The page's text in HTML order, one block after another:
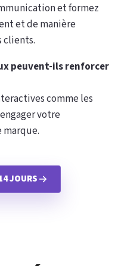
et formez
et de manière
clients.
peuvent-ils renforcer
comme les
votre
JOURS